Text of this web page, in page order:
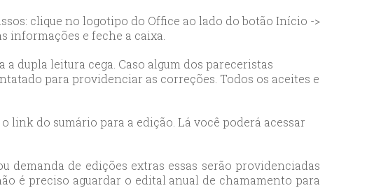
clique no logotipo do Office ao lado do botão Início ->
informações e feche a caixa.
dupla leitura cega. Caso algum dos pareceristas
para providenciar as correções. Todos os aceites e
link do sumário para a edição. Lá você poderá acessar
demanda de edições extras essas serão providenciadas
é preciso aguardar o edital anual de chamamento para